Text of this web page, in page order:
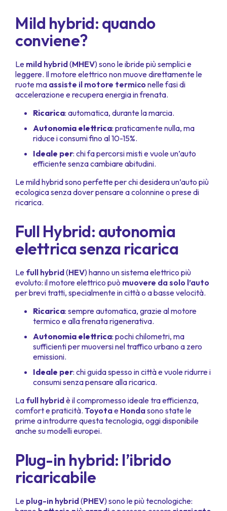
Mild hybrid: quando
conviene?
Le mild hybrid(MHEV) sono le ibride più semplici e
leggere. Il motore elettrico non muove direttamente le
ruote ma assiste il motore termico nelle fasi di
accelerazione e recupera energia in frenata.
Ricarica: automatica, durante la marcia.
Autonomia elettrica: praticamente nulla, ma
riduce i consumi fino al 10-15%.
Ideale per: chi fa percorsi misti e vuole un’auto
efficiente senza cambiare abitudini.
Le mild hybrid sono perfette per chi desidera un’auto più
ecologica senza dover pensare a colonnine o prese di
ricarica.
Full Hybrid: autonomia
elettrica senza ricarica
Le full hybrid(HEV) hanno un sistema elettrico più
evoluto: il motore elettrico può muovere da solo l’auto
per brevi tratti, specialmente in città o a basse velocità.
Ricarica: sempre automatica, grazie al motore
termico e alla frenata rigenerativa.
Autonomia elettrica: pochi chilometri, ma
sufficienti per muoversi nel traffico urbano a zero
emissioni.
Ideale per: chi guida spesso in città e vuole ridurre i
consumi senza pensare alla ricarica.
La full hybridè il compromesso ideale tra efficienza,
comfort e praticità. Toyotae Hondasono state le
prime a introdurre questa tecnologia, oggi disponibile
anche su modelli europei.
Plug-in hybrid: l’ibrido
ricaricabile
Le plug-in hybrid(PHEV) sono le più tecnologiche: